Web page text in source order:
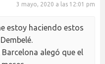
3 mayo, 2020 a las 12:01 pm
estoy haciendo estos
alegó que el